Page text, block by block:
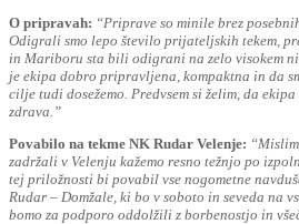
O pripravah: “Priprave so minile brez
Odigrali smo lepo število prijateljskih tekem,
in Mariboru sta bili odigrani na zelo visokem
je ekipa dobro pripravljena, kompaktna in da
cilje tudi dosežemo. Predvsem si želim, da
zdrava.”
Povabilo na tekme NK Rudar Velenje:
zadržali v Velenju kažemo resno težnjo po
tej priložnosti bi povabil vse nogometne
Rudar – Domžale, ki bo v soboto in seveda na
bomo za podporo oddolžili z borbenostjo in